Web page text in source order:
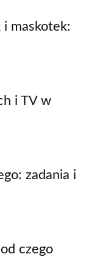
i maskotek:
i TV w
zadania i
czego